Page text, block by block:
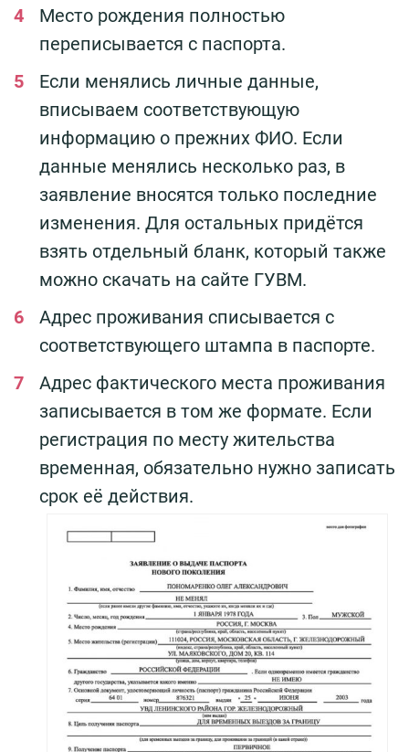
Место рождения полностью
переписывается с паспорта.
Если менялись личные данные,
вписываем соответствующую
информацию о прежних ФИО. Если
данные менялись несколько раз, в
заявление вносятся только последние
изменения. Для остальных придётся
взять отдельный бланк, который также
можно скачать на сайте ГУВМ.
Адрес проживания списывается с
соответствующего штампа в паспорте.
Адрес фактического места проживания
записывается в том же формате. Если
регистрация по месту жительства
временная, обязательно нужно записать
срок её действия.